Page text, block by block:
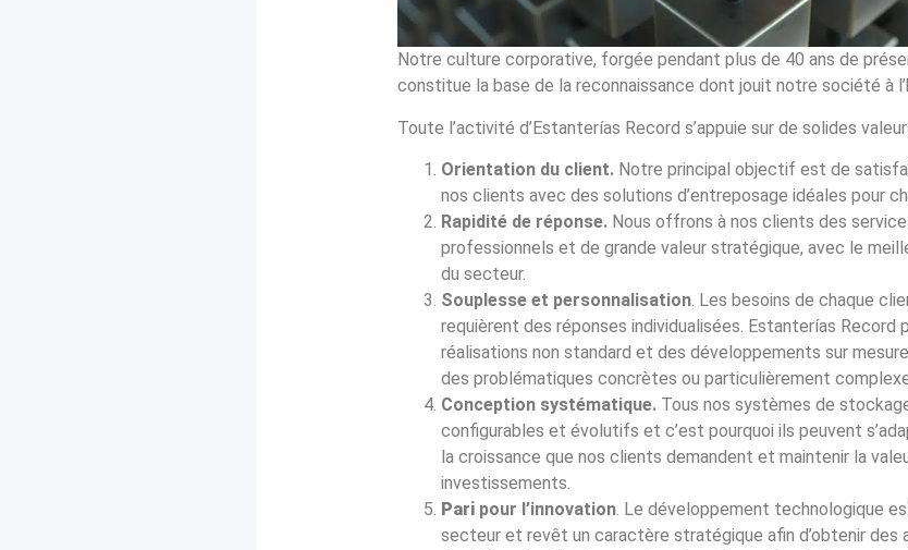
Notre culture corporative, forgée pendant plus de 40 ans de
constitue la base de la reconnaissance dont jouit notre société à
Toute l’activité d’Estanterías Record s’appuie sur de solides
Orientation du client. Notre principal objectif est de
nos clients avec des solutions d’entreposage idéales pour
Rapidité de réponse. Nous offrons à nos clients des
professionnels et de grande valeur stratégique, avec le
du secteur.
Souplesse et personnalisation. Les besoins de chaque
requièrent des réponses individualisées. Estanterías Record
réalisations non standard et des développements sur
des problématiques concrètes ou particulièrement
Conception systématique. Tous nos systèmes de
configurables et évolutifs et c’est pourquoi ils peuvent
la croissance que nos clients demandent et maintenir la
investissements.
Pari pour l’innovation. Le développement technologique
secteur et revêt un caractère stratégique afin d’obtenir des